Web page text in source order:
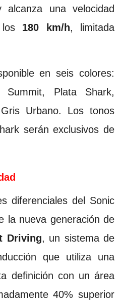
una velocidad
180 km/h, limitada
en seis colores:
Summit, Plata Shark,
Urbano. Los tonos
serán exclusivos de
diferenciales del Sonic
la nueva generación de
Driving, un sistema de
que utiliza una
definición con un área
40% superior